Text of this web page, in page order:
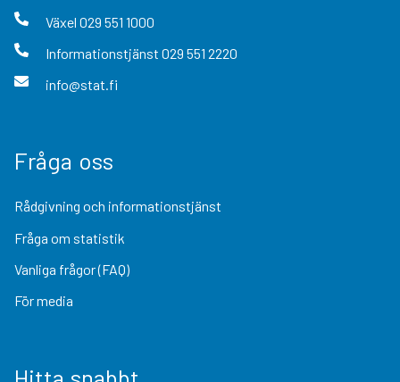
Växel 029 551 1000
Informationstjänst 029 551 2220
info@stat.fi
Fråga oss
Rådgivning och informationstjänst
Fråga om statistik
Vanliga frågor (FAQ)
För media